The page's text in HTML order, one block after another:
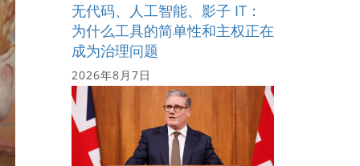
无代码、人工智能、影子 IT：
为什么工具的简单性和主权正在
成为治理问题
2026年8月7日